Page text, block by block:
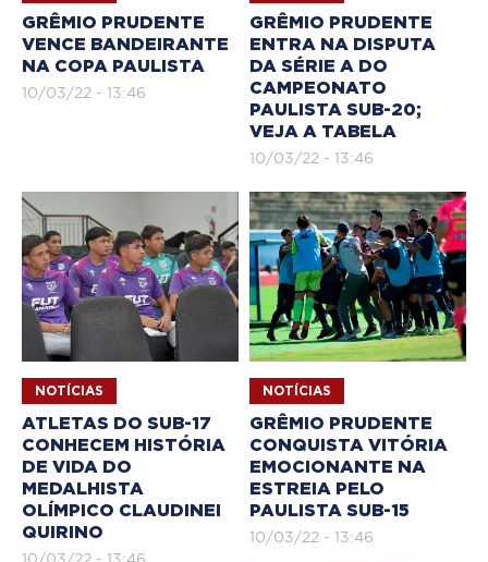
GRÊMIO PRUDENTE
VENCE BANDEIRANTE
NA COPA PAULISTA
10/03/22 - 13:46
GRÊMIO PRUDENTE
ENTRA NA DISPUTA
DA SÉRIE A DO
CAMPEONATO
PAULISTA SUB-20;
VEJA A TABELA
10/03/22 - 13:46
NOTÍCIAS
ATLETAS DO SUB-17
CONHECEM HISTÓRIA
DE VIDA DO
MEDALHISTA
OLÍMPICO CLAUDINEI
QUIRINO
10/03/22 - 13:46
NOTÍCIAS
GRÊMIO PRUDENTE
CONQUISTA VITÓRIA
EMOCIONANTE NA
ESTREIA PELO
PAULISTA SUB-15
10/03/22 - 13:46